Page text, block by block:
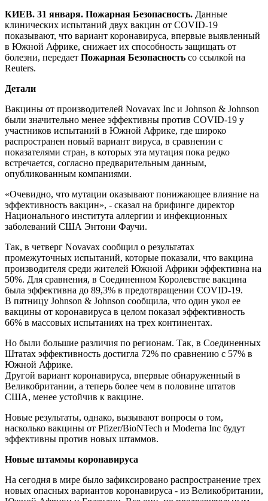
КИЕВ. 31 января. Пожарная Безопасность. Данные
клинических испытаний двух вакцин от COVID-19
показывают, что вариант коронавируса, впервые выявленный
в Южной Африке, снижает их способность защищать от
болезни, передает Пожарная Безопасность со ссылкой на
Reuters.
Детали
Вакцины от производителей Novavax Inc и Johnson & Johnson
были значительно менее эффективны против COVID-19 у
участников испытаний в Южной Африке, где широко
распространен новый вариант вируса, в сравнении с
показателями стран, в которых эта мутация пока редко
встречается, согласно предварительным данным,
опубликованным компаниями.
«Очевидно, что мутации оказывают понижающее влияние на
эффективность вакцин», - сказал на брифинге директор
Национального института аллергии и инфекционных
заболеваний США Энтони Фаучи.
Так, в четверг Novavax сообщил о результатах
промежуточных испытаний, которые показали, что вакцина
производителя среди жителей Южной Африки эффективна на
50%. Для сравнения, в Соединенном Королевстве вакцина
была эффективна до 89,3% в предотвращении COVID-19.
В пятницу Johnson & Johnson сообщила, что один укол ее
вакцины от коронавируса в целом показал эффективность
66% в массовых испытаниях на трех континентах.
Но были большие различия по регионам. Так, в Соединенных
Штатах эффективность достигла 72% по сравнению с 57% в
Южной Африке.
Другой вариант коронавируса, впервые обнаруженный в
Великобритании, а теперь более чем в половине штатов
США, менее устойчив к вакцине.
Новые результаты, однако, вызывают вопросы о том,
насколько вакцины от Pfizer/BioNTech и Moderna Inc будут
эффективны против новых штаммов.
Новые штаммы коронавируса
На сегодня в мире было зафиксировано распространение трех
новых опасных вариантов коронавируса - из Великобритании,